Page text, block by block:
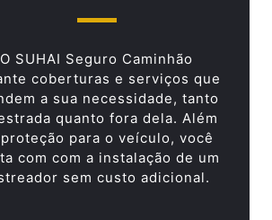
O SUHAI Seguro Caminhão
coberturas e serviços que
a sua necessidade, tanto
quanto fora dela. Além
para o veículo, você
com com a instalação de um
sem custo adicional.